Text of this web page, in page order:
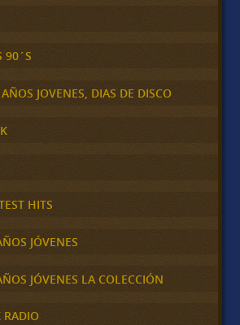
90´S
JOVENES, DIAS DE DISCO
HITS
JÓVENES
JÓVENES LA COLECCIÓN
RADIO